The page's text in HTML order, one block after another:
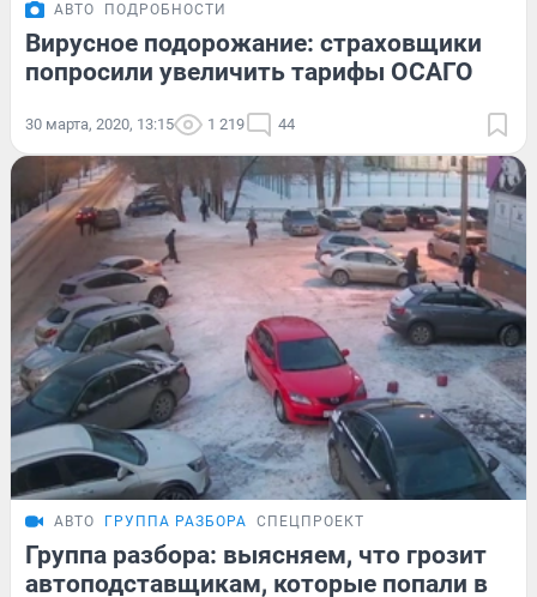
АВТО ПОДРОБНОСТИ
Вирусное подорожание: страховщики
попросили увеличить тарифы ОСАГО
30 марта, 2020, 13:15 1 219 44
АВТО ГРУППА РАЗБОРА СПЕЦПРОЕКТ
Группа разбора: выясняем, что грозит
автоподставщикам, которые попали в